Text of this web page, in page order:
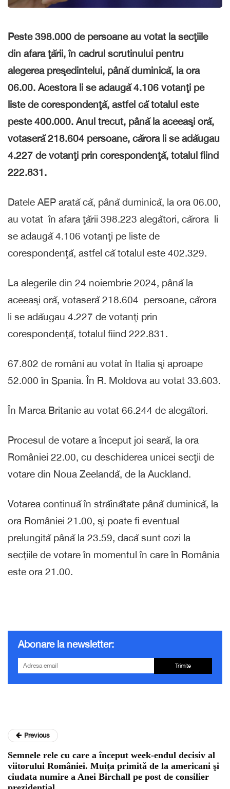
Peste 398.000 de persoane au votat la secţiile
din afara ţării, în cadrul scrutinului pentru
alegerea preşedintelui, până duminică, la ora
06.00. Acestora li se adaugă 4.106 votanţi pe
liste de corespondenţă, astfel că totalul este
peste 400.000. Anul trecut, până la aceeaşi oră,
votaseră 218.604 persoane, cărora li se adăugau
4.227 de votanţi prin corespondenţă, totalul fiind
222.831.
Datele AEP arată că, până duminică, la ora 06.00,
au votat în afara ţării 398.223 alegători, cărora li
se adaugă 4.106 votanţi pe liste de
corespondenţă, astfel că totalul este 402.329.
La alegerile din 24 noiembrie 2024, până la
aceeaşi oră, votaseră 218.604 persoane, cărora
li se adăugau 4.227 de votanţi prin
corespondenţă, totalul fiind 222.831.
67.802 de români au votat în Italia şi aproape
52.000 în Spania. În R. Moldova au votat 33.603.
În Marea Britanie au votat 66.244 de alegători.
Procesul de votare a început joi seară, la ora
României 22.00, cu deschiderea unicei secţii de
votare din Noua Zeelandă, de la Auckland.
Votarea continuă în străinătate până duminică, la
ora României 21.00, şi poate fi eventual
prelungită până la 23.59, dacă sunt cozi la
secţiile de votare în momentul în care în România
este ora 21.00.
Abonare la newsletter:
Trimite
Previous
Semnele rele cu care a început week-endul decisiv al
viitorului României. Muița primitǎ de la americani şi
ciudata numire a Anei Birchall pe post de consilier